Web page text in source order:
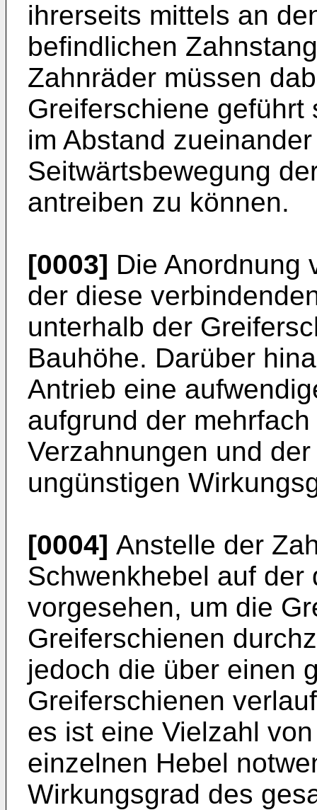
ihrerseits mittels an
befindlichen
Zahnräder müssen
Greiferschiene geführt
im Abstand
Seitwärtsbewegung
antreiben zu können.
[0003] Die Anordnung
der diese
unterhalb der
Bauhöhe. Darüber
Antrieb eine
aufgrund der
Verzahnungen und
ungünstigen
[0004] Anstelle der
Schwenkhebel auf
vorgesehen, um die
Greiferschienen
jedoch die über einen
Greiferschienen
es ist eine Vielzahl
einzelnen Hebel
Wirkungsgrad des